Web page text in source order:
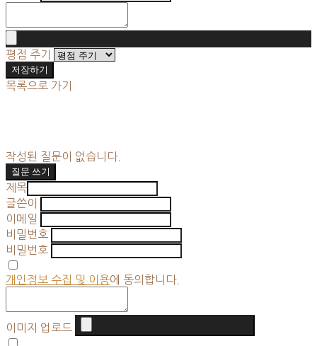
평점 주기
저장하기
목록으로 가기
작성된 질문이 없습니다.
질문 쓰기
제목
글쓴이
이메일
비밀번호
비밀번호
개인정보 수집 및 이용에 동의합니다.
이미지 업로드